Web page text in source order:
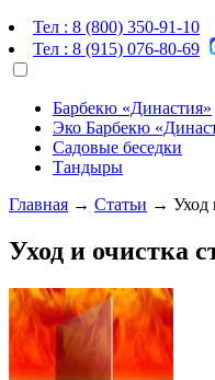
Тел : 8 (800) 350-91-10
Тел : 8 (915) 076-80-69
Барбекю «Династия»
Эко Барбекю
Садовые беседки
Тандыры
Главная → Статьи → Уход
Уход и очистка